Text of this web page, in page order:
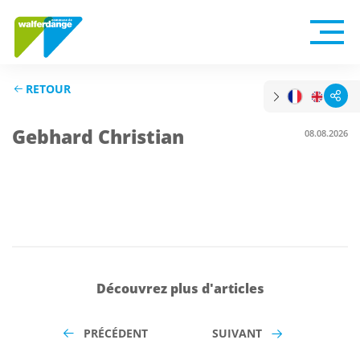
RETOUR
Gebhard Christian 08.08.2026
Découvrez plus d'articles
PRÉCÉDENT SUIVANT